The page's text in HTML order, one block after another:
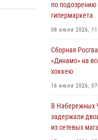
24 июля 2026,
В казанском
23 июля 2026,
В Нижнекамске
задержали
В Казани
обеспечении
по подозрению
гипермаркета
08 июля 2026,
Сборная
«Динамо» на
хоккею
16 июля 2026,
В Набережных
задержали
из сетевых